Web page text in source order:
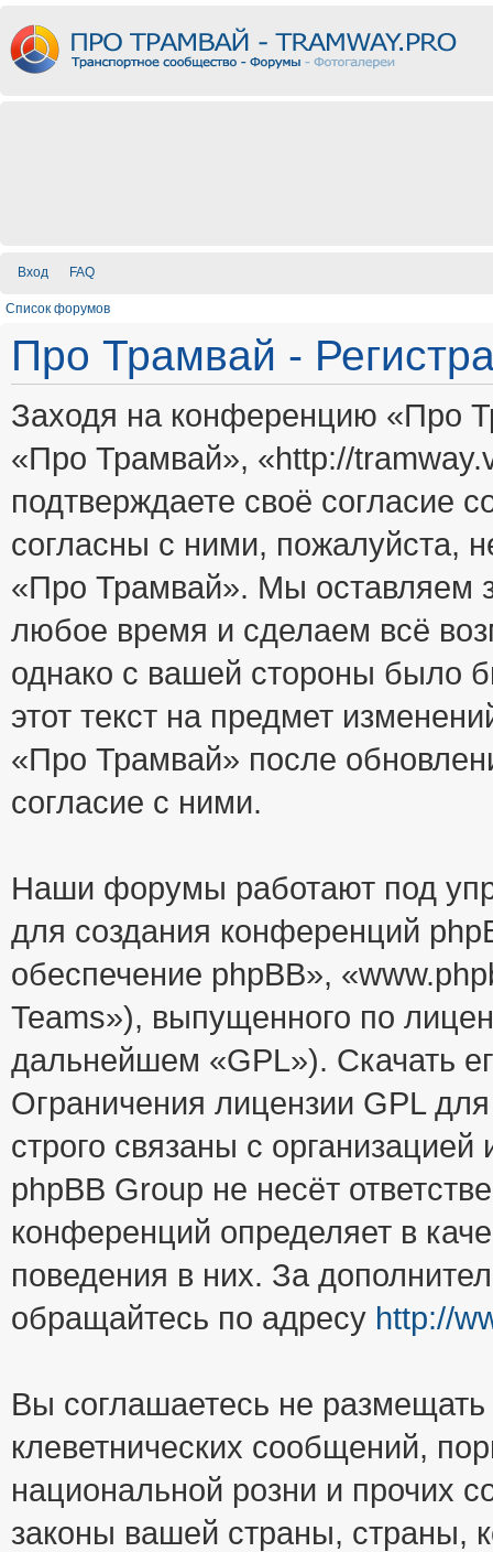
Вход FAQ
Список форумов
Про Трамвай -
Заходя на конференцию «Про
«Про Трамвай», «http://
подтверждаете своё
согласны с ними, пожалуйста,
«Про Трамвай». Мы оставляем
любое время и сделаем всё
однако с вашей стороны было
этот текст на предмет
«Про Трамвай» после
согласие с ними.
Наши форумы работают под
для создания конференций
обеспечение phpBB»,
Teams»), выпущенного по
дальнейшем «GPL»). Скачать
Ограничения лицензии GPL
строго связаны с
phpBB Group не несёт
конференций определяет в
поведения в них. За
обращайтесь по адресу http://
Вы соглашаетесь не
клеветнических сообщений,
национальной розни и прочих
законы вашей страны, страны,